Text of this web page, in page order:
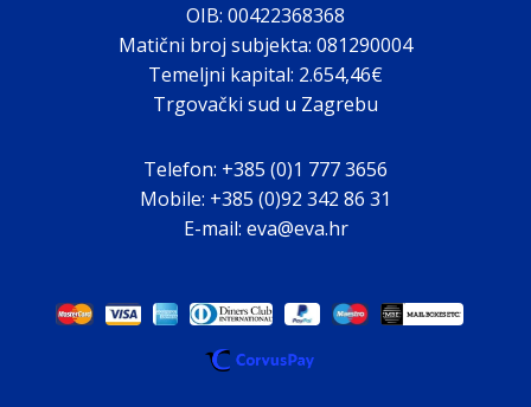
OIB: 00422368368
Matični broj subjekta: 081290004
Temeljni kapital: 2.654,46€
Trgovački sud u Zagrebu
Telefon: +385 (0)1 777 3656
Mobile: +385 (0)92 342 86 31
E-mail: eva@eva.hr